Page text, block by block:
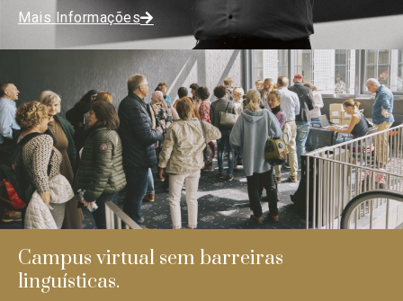
Mais Informações
Campus virtual sem barreiras
linguísticas.